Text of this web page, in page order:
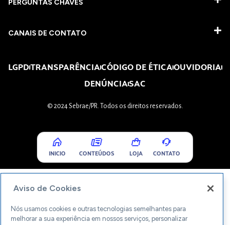
PERGUNTAS CHAVES​
CANAIS DE CONTATO
LGPDTRANSPARÊNCIACÓDIGO DE ÉTICAOUVIDORIA
DENÚNCIASAC
© 2024 Sebrae/PR. Todos os direitos reservados.
INICIO CONTEÚDOS LOJA CONTATO
Aviso de Cookies
Nós usamos cookies e outras tecnologias semelhantes para
melhorar a sua experiência em nossos serviços, personalizar